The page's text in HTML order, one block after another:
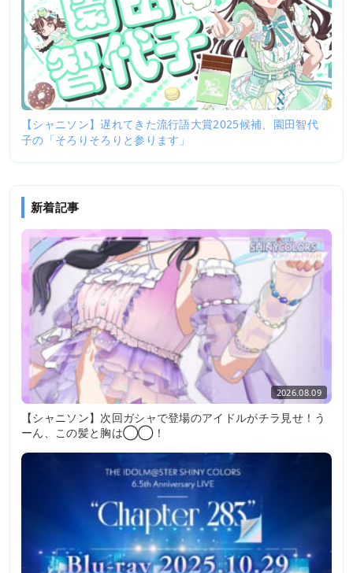
【シャニソン】遅れてきた流行語大賞2025候補、園田智代
子の「そろりそろりと参ります」
新着記事
2026.08.09
【シャニソン】次回ガシャで登場のアイドルがチラ見せ！う
ーん、この髪と胸は◯◯！